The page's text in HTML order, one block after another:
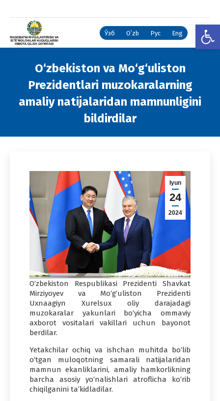
Ўзб Oʻzb Рус Eng
O‘zbekiston va Mo‘g‘uliston
Prezidentlari muzokaralarning
amaliy natijalaridan mamnunligini
bildirdilar
Iyun
24
2024
O‘zbekiston Respublikasi Prezidenti Shavkat
Mirziyoyev va Mo‘g‘uliston Prezidenti
Uxnaagiyn Xurelsux oliy darajadagi
muzokaralar yakunlari bo‘yicha ommaviy
axborot vositalari vakillari uchun bayonot
berdilar.
Yetakchilar ochiq va ishchan muhitda bo‘lib
o‘tgan muloqotning samarali natijalaridan
mamnun ekanliklarini, amaliy hamkorlikning
barcha asosiy yo‘nalishlari atroflicha ko‘rib
chiqilganini ta’kidladilar.